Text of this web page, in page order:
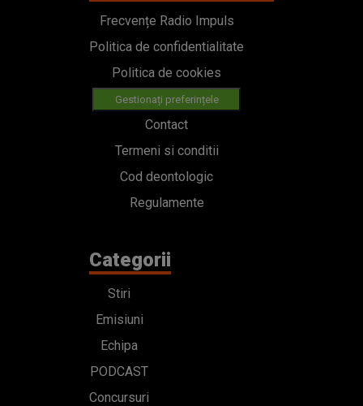
Frecvențe Radio Impuls
Politica de confidentialitate
Politica de cookies
Gestionați preferințele
Contact
Termeni si conditii
Cod deontologic
Regulamente
Categorii
Stiri
Emisiuni
Echipa
PODCAST
Concursuri